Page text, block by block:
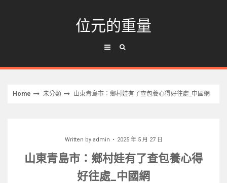
位元的重量
Home 未分類 山東青島市：鄉村娃有了查包養心得好往處_中國網
Written by admin 2025 年 5 月 27 日
山東青島市：鄉村娃有了查包養心得
好往處_中國網